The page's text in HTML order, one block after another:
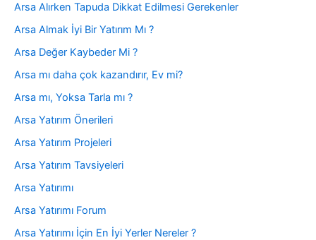
Arsa Alırken Tapuda Dikkat Edilmesi Gerekenler
Arsa Almak İyi Bir Yatırım Mı ?
Arsa Değer Kaybeder Mi ?
Arsa mı daha çok kazandırır, Ev mi?
Arsa mı, Yoksa Tarla mı ?
Arsa Yatırım Önerileri
Arsa Yatırım Projeleri
Arsa Yatırım Tavsiyeleri
Arsa Yatırımı
Arsa Yatırımı Forum
Arsa Yatırımı İçin En İyi Yerler Nereler ?